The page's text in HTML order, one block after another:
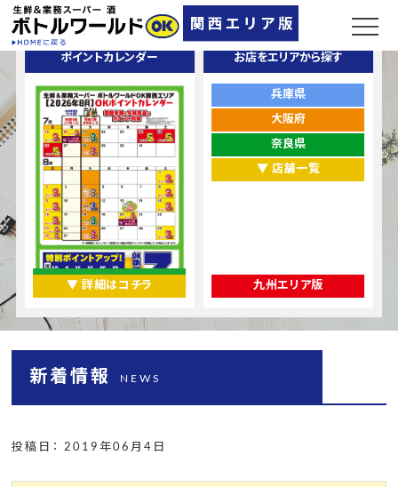
ポイントカレンダー
▼ 詳細はコチラ
お店をエリアから探す
兵庫県
大阪府
奈良県
▼ 店舗一覧
九州エリア版
新着情報 NEWS
投稿日： 2019年06月4日